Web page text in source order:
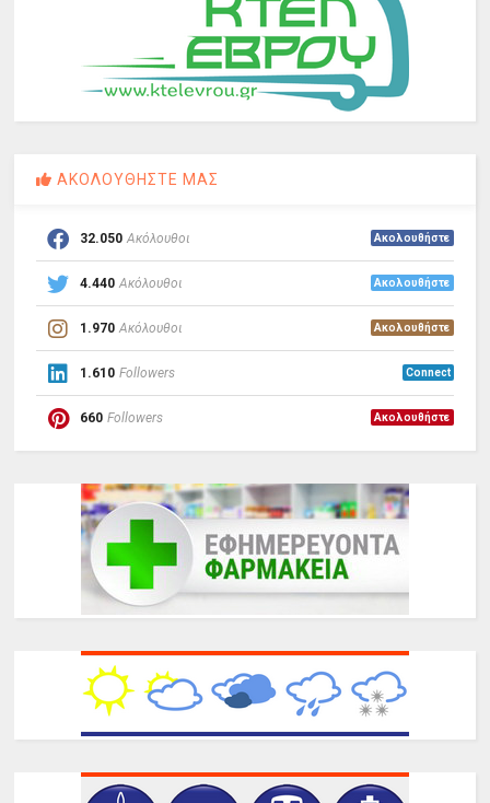
ΑΚΟΛΟΥΘΗΣΤΕ ΜΑΣ
32.050 Ακόλουθοι Ακολουθήστε
4.440 Ακόλουθοι Ακολουθήστε
1.970 Ακόλουθοι Ακολουθήστε
1.610 Followers Connect
660 Followers Ακολουθήστε